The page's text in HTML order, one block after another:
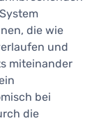
die wie
und
miteinander
bei
die